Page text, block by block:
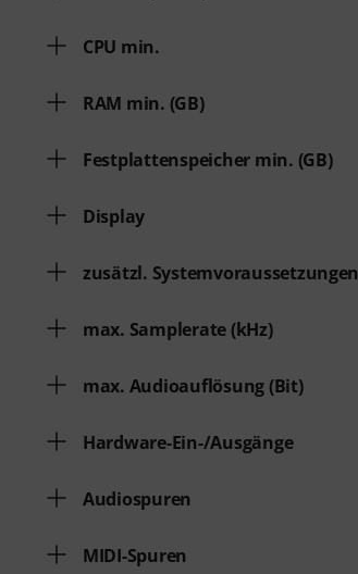
CPU min.
RAM min. (GB)
Festplattenspeicher min. (GB)
Display
zusätzl. Systemvoraussetzungen
max. Samplerate (kHz)
max. Audioauflösung (Bit)
Hardware-Ein-/Ausgänge
Audiospuren
MIDI-Spuren